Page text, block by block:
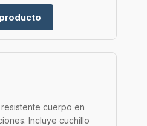
cuerpo en
Incluye cuchillo